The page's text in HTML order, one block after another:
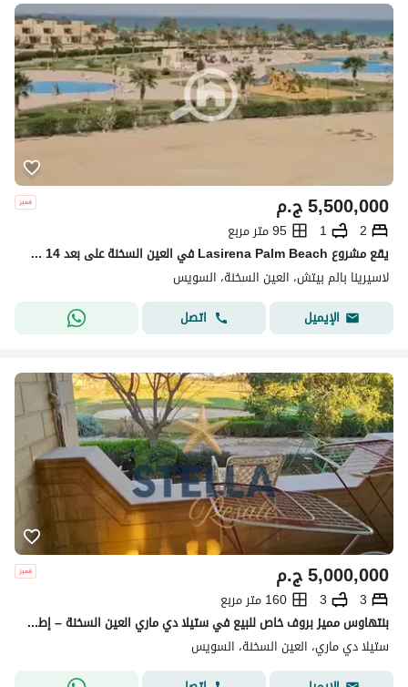
ج.م5,500,000
2
1
95 متر مربع
يقع مشروع Lasirena Palm Beach في العين السخنة على بعد 14 كم من بوابات العين السخنة طريق السويس. :
لاسيرينا بالم بيتش، العين السخنة، السويس
الإيميل
اتصل
ج.م5,000,000
3
3
160 متر مربع
بنتهاوس مميز بروف خاص للبيع في ستيلا دي ماري العين السخنة – إطلالة جولف بانورامية
ستيلا دي ماري، العين السخنة، السويس